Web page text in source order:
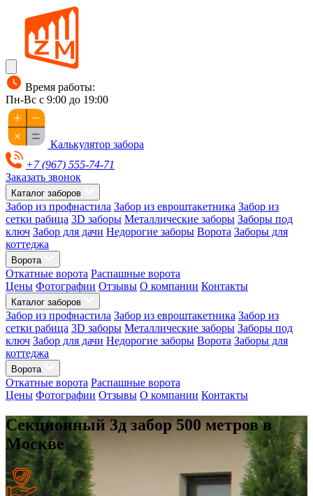
Время работы:
Пн-Вс с 9:00 до 19:00
Калькулятор забора
+7 (967) 555-74-71
Заказать звонок
Каталог заборов
Забор из профнастила Забор из евроштакетника Забор из
сетки рабица 3D заборы Металлические заборы Заборы под
ключ Забор для дачи Недорогие заборы Ворота Заборы для
коттеджа
Ворота
Откатные ворота Распашные ворота
Цены Фотографии Отзывы О компании Контакты
Каталог заборов
Забор из профнастила Забор из евроштакетника Забор из
сетки рабица 3D заборы Металлические заборы Заборы под
ключ Забор для дачи Недорогие заборы Ворота Заборы для
коттеджа
Ворота
Откатные ворота Распашные ворота
Цены Фотографии Отзывы О компании Контакты
Секционный 3д забор 500 метров в
Москве